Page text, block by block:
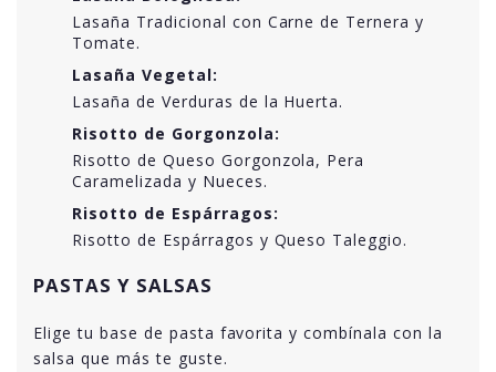
Lasaña Tradicional con Carne de Ternera y
Tomate.
Lasaña Vegetal:
Lasaña de Verduras de la Huerta.
Risotto de Gorgonzola:
Risotto de Queso Gorgonzola, Pera
Caramelizada y Nueces.
Risotto de Espárragos:
Risotto de Espárragos y Queso Taleggio.
PASTAS Y SALSAS
Elige tu base de pasta favorita y combínala con la
salsa que más te guste.